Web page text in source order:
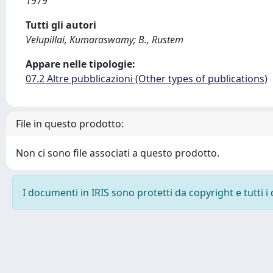
Tutti gli autori
Velupillai, Kumaraswamy; B., Rustem
Appare nelle tipologie:
07.2 Altre pubblicazioni (Other types of publications)
File in questo prodotto:
Non ci sono file associati a questo prodotto.
I documenti in IRIS sono protetti da copyright e tutti